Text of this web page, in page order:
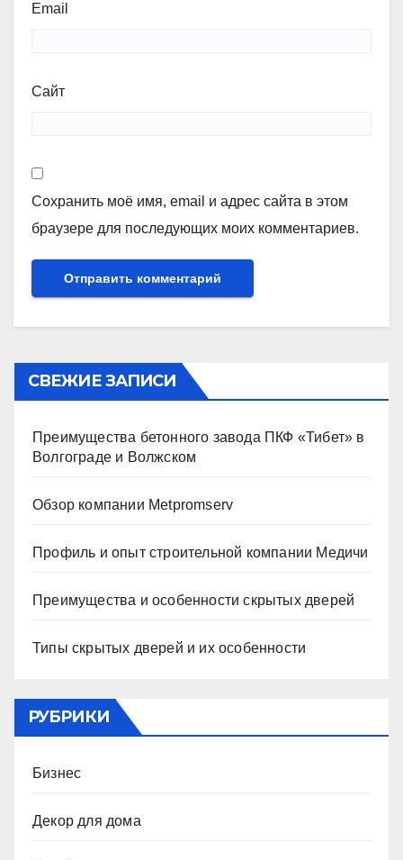
Email
Сайт
Сохранить моё имя, email и адрес сайта в этом
браузере для последующих моих комментариев.
СВЕЖИЕ ЗАПИСИ
Преимущества бетонного завода ПКФ «Тибет» в
Волгограде и Волжском
Обзор компании Metpromserv
Профиль и опыт строительной компании Медичи
Преимущества и особенности скрытых дверей
Типы скрытых дверей и их особенности
РУБРИКИ
Бизнес
Декор для дома